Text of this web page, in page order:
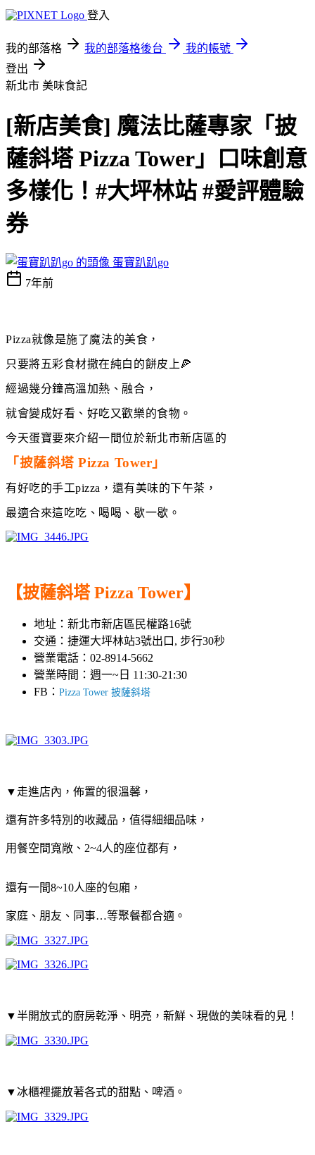
登入
我的部落格 我的部落格後台
我的帳號
登出
新北市 美味食記
[新店美食] 魔法比薩專家「披
薩斜塔 Pizza Tower」口味創意
多樣化！#大坪林站 #愛評體驗
券
蛋寶趴趴go
7年前
Pizza就像是施了魔法的美食，
只要將五彩食材撒在純白的餅皮上🍕
經過幾分鐘高溫加熱、融合，
就會變成好看、好吃又歡樂的食物。
今天蛋寶要來介紹一間位於新北市新店區的
「披薩斜塔 Pizza Tower」
有好吃的手工pizza，還有美味的下午茶，
最適合來這吃吃、喝喝、歇一歇。
【披薩斜塔 Pizza Tower】
地址：新北市新店區民權路16號
交通：捷運大坪林站3號出口, 步行30秒
營業電話：02-8914-5662
營業時間：週一~日 11:30-21:30
FB： Pizza Tower 披薩斜塔
▼走進店內，佈置的很溫馨，
還有許多特別的收藏品，值得細細品味，
用餐空間寬敞、2~4人的座位都有，
還有一間8~10人座的包廂，
家庭、朋友、同事…等聚餐都合適。
▼半開放式的廚房乾淨、明亮，新鮮、現做的美味看的見！
▼冰櫃裡擺放著各式的甜點、啤酒。